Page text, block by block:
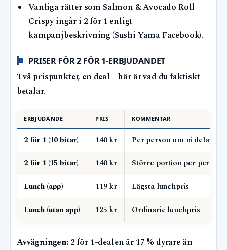
Vanliga rätter som Salmon & Avocado Roll
Crispy ingår i 2 för 1 enligt
kampanjbeskrivning (Sushi Yama Facebook).
PRISER FÖR 2 FÖR 1-ERBJUDANDET
Två prispunkter, en deal – här är vad du faktiskt
betalar.
ERBJUDANDE PRIS KOMMENTAR
2 för 1 (10 bitar) 140 kr
Per person om ni delar
2 för 1 (15 bitar)
140 kr
Större portion per person
Lunch (app)
119 kr
Lägsta lunchpris
Lunch (utan app)
125 kr Ordinarie lunchpris
Avvägningen:2 för 1-dealen är 17 % dyrare än